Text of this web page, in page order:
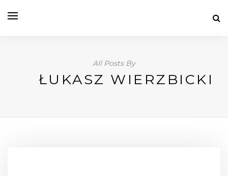
All Posts By
ŁUKASZ WIERZBICKI